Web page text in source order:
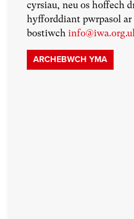
cyrsiau, neu os hoffech
hyfforddiant pwrpasol
bostiwch
ARCHEBWCH YMA